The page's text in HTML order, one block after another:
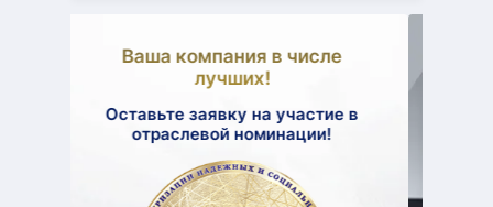
Ваша компания в числе
Оставьте заявку на участие в
отраслевой номинации!